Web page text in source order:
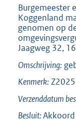
Burgemeester
Koggenland
genomen op
Jaagweg 32,
Omschrijving:
Kenmerk:
Verzenddatum
Besluit:Akkoord